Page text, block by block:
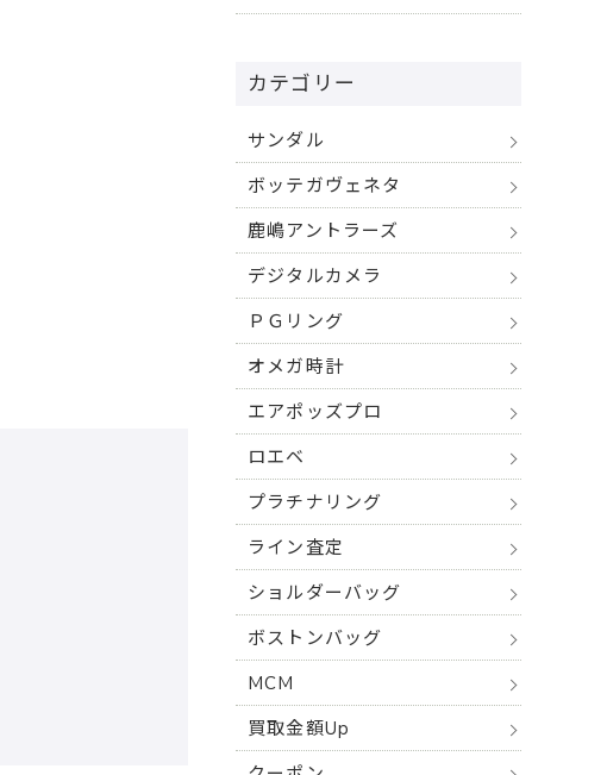
カテゴリー
サンダル
ボッテガヴェネタ
鹿嶋アントラーズ
デジタルカメラ
ＰＧリング
オメガ時計
エアポッズプロ
ロエベ
プラチナリング
ライン査定
ショルダーバッグ
ボストンバッグ
MCM
買取金額Up